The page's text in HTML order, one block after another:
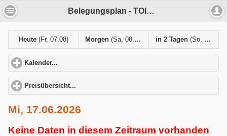
Belegungsplan - TOIMS Tenniscenter-Ermstal
Heute (Fr, 07.08) Morgen(Sa, 08.08) in 2 Tagen (So, 09.08)
Kalender...
Preisübersicht...
Mi, 17.06.2026
Keine Daten in diesem Zeitraum vorhanden